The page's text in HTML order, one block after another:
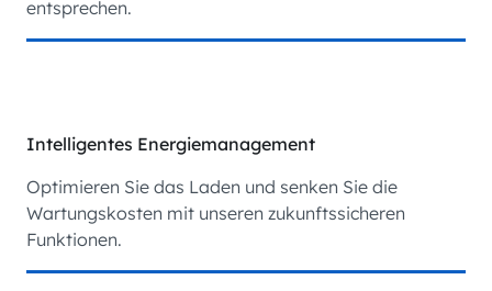
entsprechen.
Intelligentes Energiemanagement
Optimieren Sie das Laden und senken Sie die
Wartungskosten mit unseren zukunftssicheren
Funktionen.